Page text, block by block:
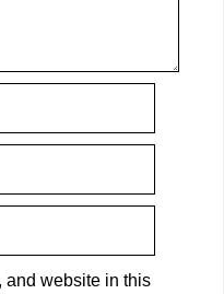
and website in this